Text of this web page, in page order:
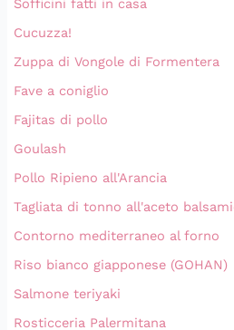
Sofficini fatti in casa
Cucuzza!
Zuppa di Vongole di Formentera
Fave a coniglio
Fajitas di pollo
Goulash
Pollo Ripieno all'Arancia
Tagliata di tonno all'aceto
Contorno mediterraneo al forno
Riso bianco giapponese (GOHAN)
Salmone teriyaki
Rosticceria Palermitana